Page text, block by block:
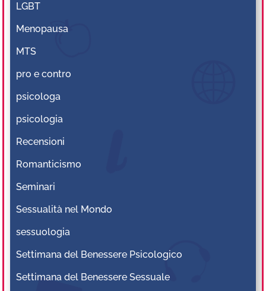
LGBT
Menopausa
MTS
pro e contro
psicologa
psicologia
Recensioni
Romanticismo
Seminari
Sessualità nel Mondo
sessuologia
Settimana del Benessere Psicologico
Settimana del Benessere Sessuale